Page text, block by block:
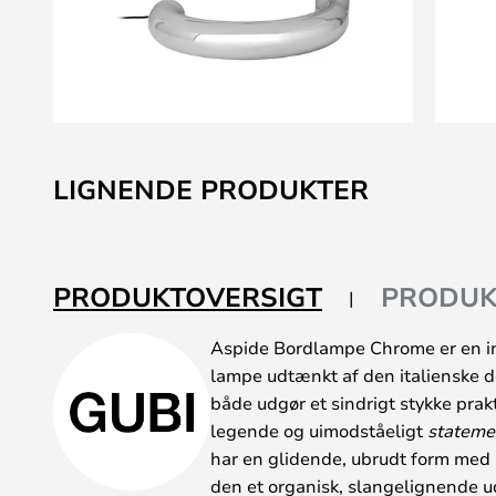
til
starten
LIGNENDE PRODUKTER
PRODUKTOVERSIGT
Aspide Bordlampe Chrome er en
lampe udtænkt af den italienske
både udgør et sindrigt stykke
legende og uimodståeligt
har en glidende, ubrudt form
den et organisk, slangelignende